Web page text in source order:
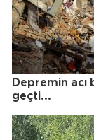
Depremin acı
geçti...